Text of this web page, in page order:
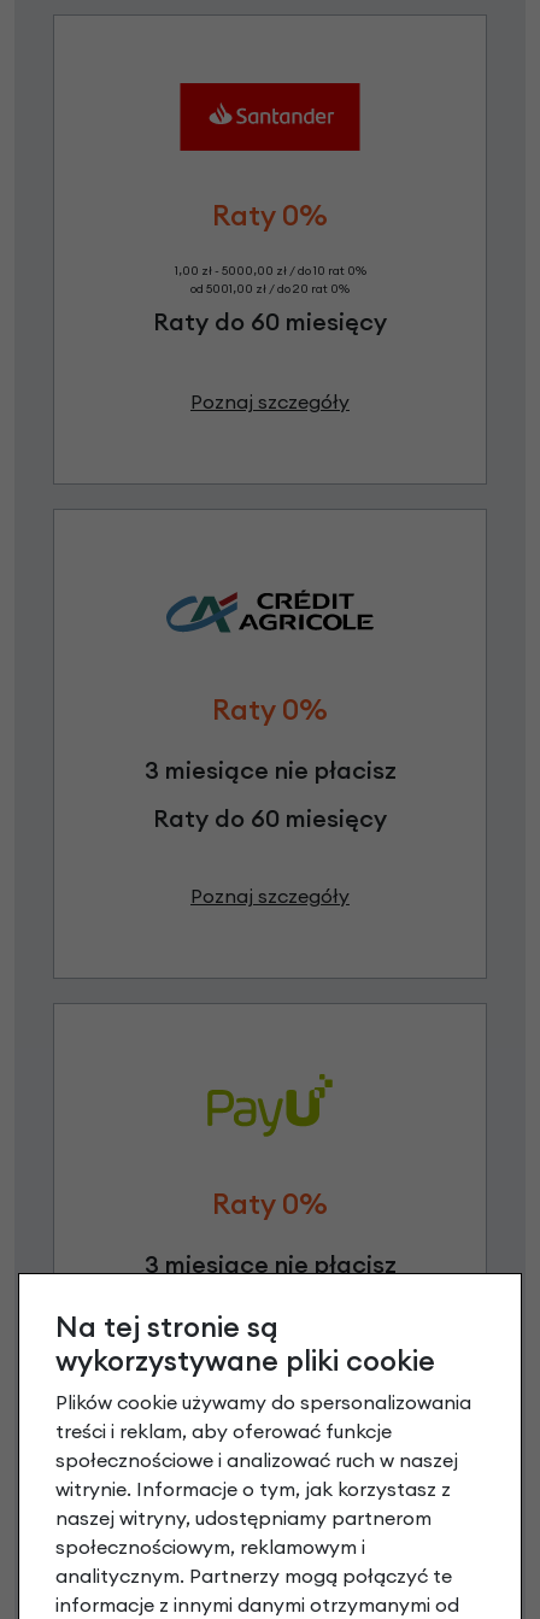
Raty 0%
1,00 zł - 5000,00 zł / do 10 rat 0%
od 5001,00 zł / do 20 rat 0%
Raty do 60 miesięcy
Poznaj szczegóły
Raty 0%
3 miesiące nie płacisz
Raty do 60 miesięcy
Poznaj szczegóły
Raty 0%
3 miesiące nie płacisz
Raty do 60 miesięcy
Poznaj szczegóły
Niniejsza propozycja nie stanowi oferty w rozumieniu art.
66 Kodeksu Cywilnego. Ostateczna decyzja o warunkach
i przyznaniu kredytu zostanie podjęta po ocenie
zdolności kredytowej.
Na tej stronie są
wykorzystywane pliki cookie
Plików cookie używamy do spersonalizowania
treści i reklam, aby oferować funkcje
społecznościowe i analizować ruch w naszej
witrynie. Informacje o tym, jak korzystasz z
naszej witryny, udostępniamy partnerom
społecznościowym, reklamowym i
analitycznym. Partnerzy mogą połączyć te
informacje z innymi danymi otrzymanymi od